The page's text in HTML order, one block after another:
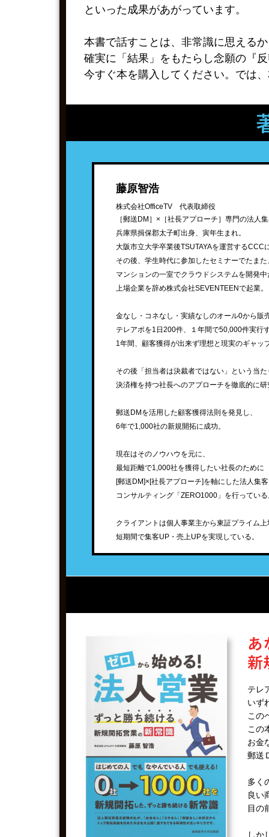
といった成果があがっています。
本書で話すことは、非常識に思える
確実に「結果」をもたらし念願の『
今すぐ本を購入してください。では
藤原智浩
株式会社OfficeTV 代表取締役
［郵送DM］×［社長アプローチ］専門の法人
兵庫県揖保郡太子町出身、寅年生まれ。
大阪市立大学卒業後TSUTAYAを運営するCCC
その後、学生時代に参加したセミナーでたま
マンションの一室でクラウドシステムを開発
上場企業を辞め株式会社SEVENTEENで起業。
金なし・コネなし・実績なしのオール0から販
テレアポを1日200件、１年間で50,000件実行
1年間、顧客獲得が出来ず理想と現実のギャッ
その後「担当者は決裁者ではない」という当
決済権を持つ社長へのアプローチを徹底的に研
郵送DMを活用した顧客獲得法則を発見し、
6年で1,000社の新規開拓に成功。
現在はそのノウハウを元に、
最短距離で1,000社を獲得したい社長のために
[郵送DM]×[社長アプローチ]を軸にした法人集客
コンサルティング「ZERO1000」を行ってい
クライアントは個人事業主から東証プライム
短期間で集客UP・売上UPを実現している。
テレ
いず
この
この
お金
郵送
多く
良い
目の
しか